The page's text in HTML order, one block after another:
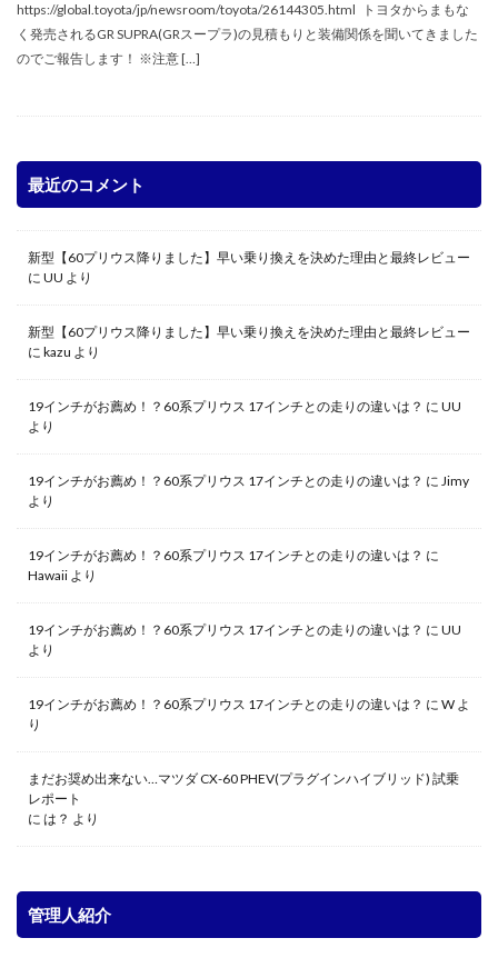
https://global.toyota/jp/newsroom/toyota/26144305.html トヨタからまもな
く発売されるGR SUPRA(GRスープラ)の見積もりと装備関係を聞いてきました
のでご報告します！ ※注意 […]
最近のコメント
新型【60プリウス降りました】早い乗り換えを決めた理由と最終レビュー
に UU より
新型【60プリウス降りました】早い乗り換えを決めた理由と最終レビュー
に kazu より
19インチがお薦め！？60系プリウス 17インチとの走りの違いは？ に UU
より
19インチがお薦め！？60系プリウス 17インチとの走りの違いは？ に Jimy
より
19インチがお薦め！？60系プリウス 17インチとの走りの違いは？ に
Hawaii より
19インチがお薦め！？60系プリウス 17インチとの走りの違いは？ に UU
より
19インチがお薦め！？60系プリウス 17インチとの走りの違いは？ に W よ
り
まだお奨め出来ない…マツダ CX-60 PHEV(プラグインハイブリッド) 試乗
レポート
に は？ より
管理人紹介